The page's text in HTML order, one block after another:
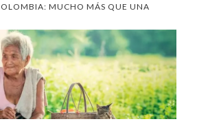
MUCHO MÁS QUE UNA